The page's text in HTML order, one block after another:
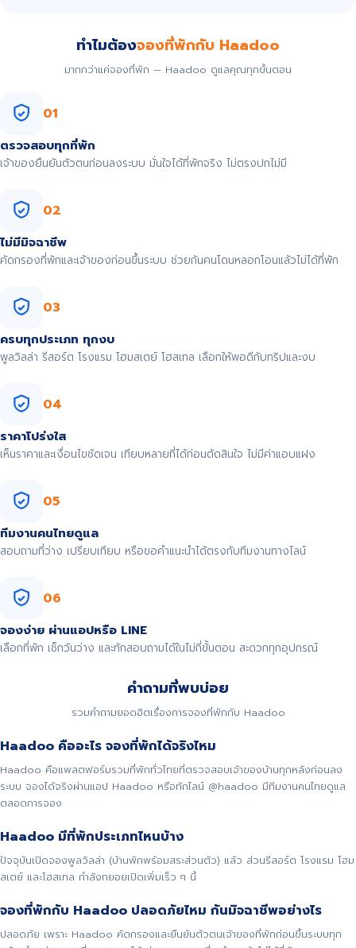
ทำไมต้องจองที่พักกับ Haadoo
มากกว่าแค่จองที่พัก — Haadoo ดูแลคุณทุกขั้นตอน
01
ตรวจสอบทุกที่พัก
เจ้าของยืนยันตัวตนก่อนลงระบบ มั่นใจได้ที่พักจริง ไม่ตรงปกไม่มี
02
ไม่มีมิจฉาชีพ
คัดกรองที่พักและเจ้าของก่อนขึ้นระบบ ช่วยกันคนโดนหลอกโอนแล้วไม่ได้ที่พัก
03
ครบทุกประเภท ทุกงบ
พูลวิลล่า รีสอร์ต โรงแรม โฮมสเตย์ โฮสเทล เลือกให้พอดีกับทริปและงบ
04
ราคาโปร่งใส
เห็นราคาและเงื่อนไขชัดเจน เทียบหลายที่ได้ก่อนตัดสินใจ ไม่มีค่าแอบแฝง
05
ทีมงานคนไทยดูแล
สอบถามที่ว่าง เปรียบเทียบ หรือขอคำแนะนำได้ตรงกับทีมงานทางไลน์
06
จองง่าย ผ่านแอปหรือ LINE
เลือกที่พัก เช็กวันว่าง และทักสอบถามได้ในไม่กี่ขั้นตอน สะดวกทุกอุปกรณ์
คำถามที่พบบ่อย
รวมคำถามยอดฮิตเรื่องการจองที่พักกับ Haadoo
Haadoo คืออะไร จองที่พักได้จริงไหม
Haadoo คือแพลตฟอร์มรวมที่พักทั่วไทยที่ตรวจสอบเจ้าของบ้านทุกหลังก่อนลง
ระบบ จองได้จริงผ่านแอป Haadoo หรือทักไลน์ @haadoo มีทีมงานคนไทยดูแล
ตลอดการจอง
Haadoo มีที่พักประเภทไหนบ้าง
ปัจจุบันเปิดจองพูลวิลล่า (บ้านพักพร้อมสระส่วนตัว) แล้ว ส่วนรีสอร์ต โรงแรม โฮม
สเตย์ และโฮสเทล กำลังทยอยเปิดเพิ่มเร็ว ๆ นี้
จองที่พักกับ Haadoo ปลอดภัยไหม กันมิจฉาชีพอย่างไร
ปลอดภัย เพราะ Haadoo คัดกรองและยืนยันตัวตนเจ้าของที่พักก่อนขึ้นระบบทุก